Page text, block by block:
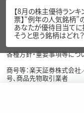
当サイトの掲載画像には
いる場合があります。
リスク・費用・情報提供に
各種方針・重要事項等につ
商号等：楽天証券株式会社
号、商品先物取引業者
【8月の株主優待ラン
票】“例年の人気銘柄
あなたが優待目当てに
そうと思う銘柄はどれ？